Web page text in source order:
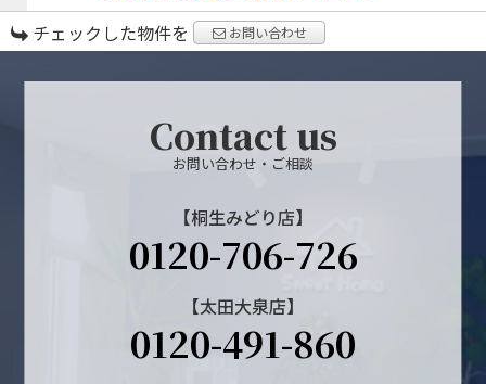
チェックした物件を お問い合わせ
Contact us
お問い合わせ・ご相談
【桐生みどり店】
0120-706-726
【太田大泉店】
0120-491-860